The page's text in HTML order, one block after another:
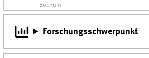
Bochum
Forschungsschwerpunkt